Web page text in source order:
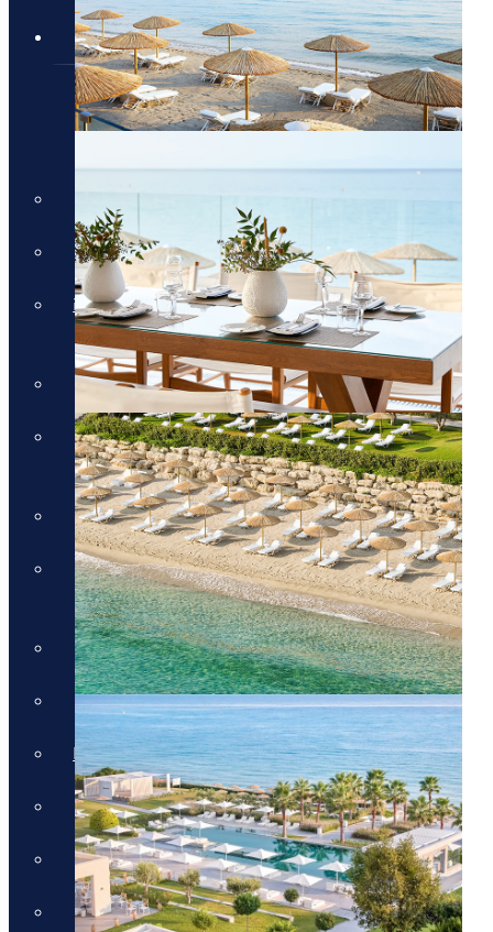
טיולים מאורגנים
טיולים מאורגנים
טיולי תמריץ
שייט יוקרתי על נהר הריין
התענוגות של רומא וטוסקנה
עם חיים קוזניץ
הכוכבים של יוון - סוכות
טיול בדרום איטליה וברומא
עם חיים קוזניץ
טיול מאורגן לדולומיטים
טיול טברנות באתונה עם
אמנון גופר
טירות ויין בגאורגיה
מונטנגרו - תרבות, טבע ויין
טיול מאורגן לדובאי - 5 ימים
טיול לסלוניקי וצפון יוון
טיול מאורגן לפלופונז
הטיול המקיף לסיציליה